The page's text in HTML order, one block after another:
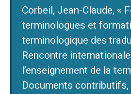
Corbeil, Jean-Claude, «
terminologues et
terminologique des
Rencontre
l’enseignement de la
Documents